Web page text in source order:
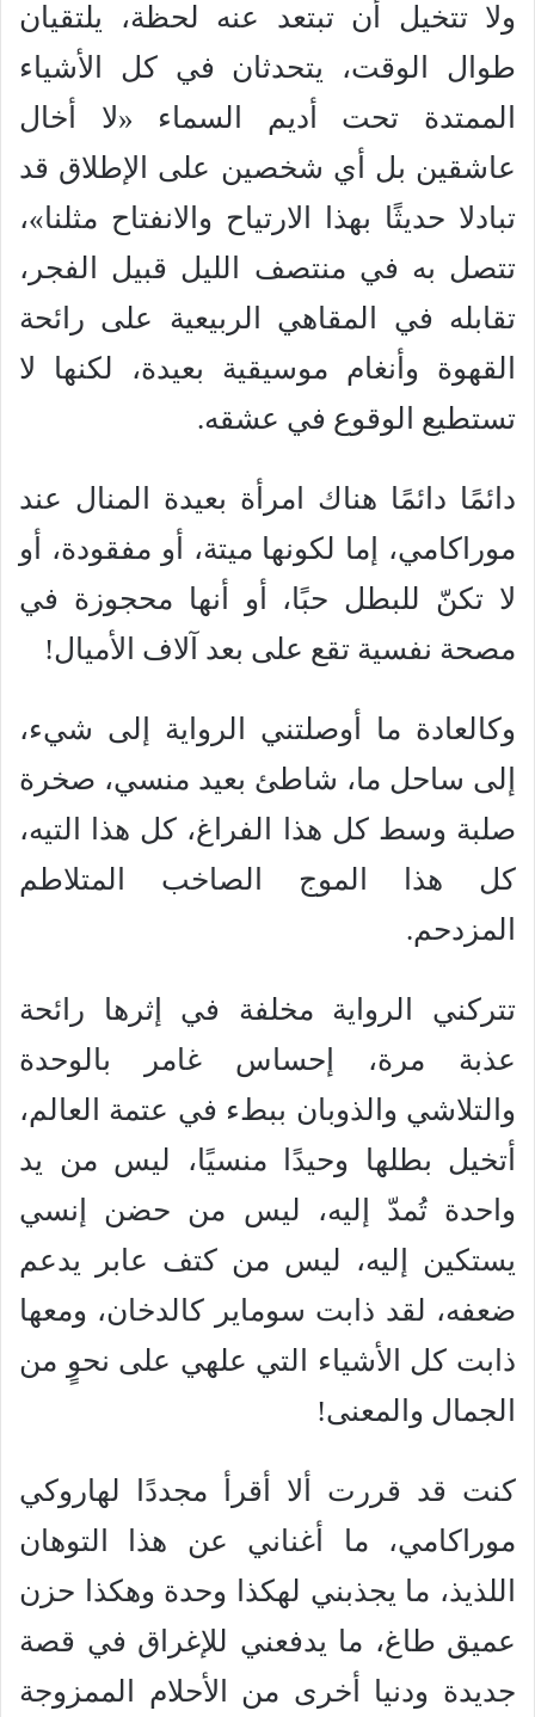
ولا تتخيل أن تبتعد عنه لحظة، يلتقيان
طوال الوقت، يتحدثان في كل الأشياء
الممتدة تحت أديم السماء «لا أخال
عاشقين بل أي شخصين على الإطلاق قد
تبادلا حديثًا بهذا الارتياح والانفتاح مثلنا»،
تتصل به في منتصف الليل قبيل الفجر،
تقابله في المقاهي الربيعية على رائحة
القهوة وأنغام موسيقية بعيدة، لكنها لا
تستطيع الوقوع في عشقه.
دائمًا دائمًا هناك امرأة بعيدة المنال عند
موراكامي، إما لكونها ميتة، أو مفقودة، أو
لا تكنّ للبطل حبًا، أو أنها محجوزة في
مصحة نفسية تقع على بعد آلاف الأميال!
وكالعادة ما أوصلتني الرواية إلى شيء،
إلى ساحل ما، شاطئ بعيد منسي، صخرة
صلبة وسط كل هذا الفراغ، كل هذا التيه،
كل هذا الموج الصاخب المتلاطم
المزدحم.
تتركني الرواية مخلفة في إثرها رائحة
عذبة مرة، إحساس غامر بالوحدة
والتلاشي والذوبان ببطء في عتمة العالم،
أتخيل بطلها وحيدًا منسيًا، ليس من يد
واحدة تُمدّ إليه، ليس من حضن إنسي
يستكين إليه، ليس من كتف عابر يدعم
ضعفه، لقد ذابت سوماير كالدخان، ومعها
ذابت كل الأشياء التي علهي على نحوٍ من
الجمال والمعنى!
كنت قد قررت ألا أقرأ مجددًا لهاروكي
موراكامي، ما أغناني عن هذا التوهان
اللذيذ، ما يجذبني لهكذا وحدة وهكذا حزن
عميق طاغ، ما يدفعني للإغراق في قصة
جديدة ودنيا أخرى من الأحلام الممزوجة